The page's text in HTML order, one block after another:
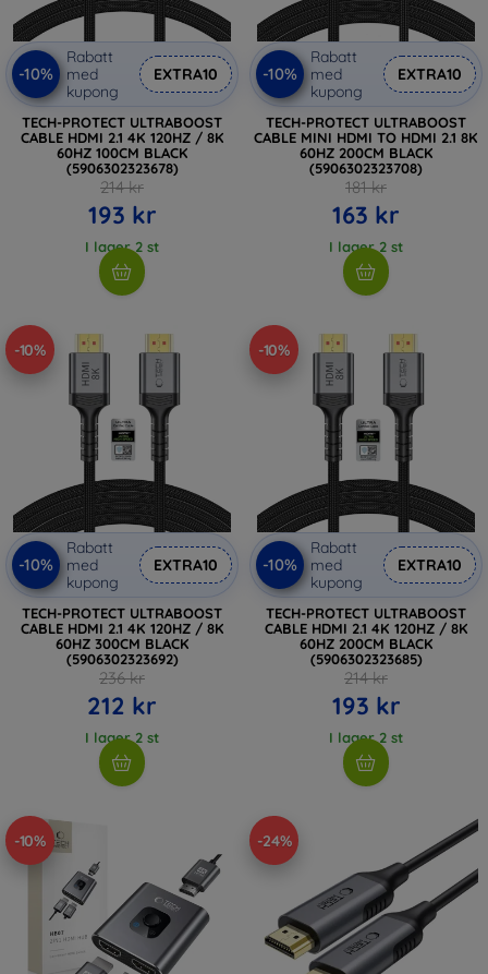
-10%
Rabatt
med
kupong
EXTRA10
TECH-PROTECT ULTRABOOST
CABLE HDMI 2.1 4K 120HZ / 8K
60HZ 100CM BLACK
(5906302323678)
214 kr
193 kr
I lager 2 st
-10%
Rabatt
med
kupong
EXTRA10
TECH-PROTECT ULTRABOOST
CABLE MINI HDMI TO HDMI 2.1 8K
60HZ 200CM BLACK
(5906302323708)
181 kr
163 kr
I lager 2 st
-10%
-10%
Rabatt
med
kupong
EXTRA10
TECH-PROTECT ULTRABOOST
CABLE HDMI 2.1 4K 120HZ / 8K
60HZ 300CM BLACK
(5906302323692)
236 kr
212 kr
I lager 2 st
-10%
-10%
Rabatt
med
kupong
EXTRA10
TECH-PROTECT ULTRABOOST
CABLE HDMI 2.1 4K 120HZ / 8K
60HZ 200CM BLACK
(5906302323685)
214 kr
193 kr
I lager 2 st
-10% -24%